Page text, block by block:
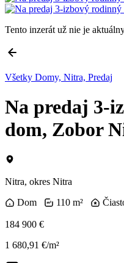
Tento inzerát už nie je
Všetky Domy, Nitra, Predaj
Na predaj 3-
dom, Zobor
Nitra, okres Nitra
Dom
110 m²
184 900 €
1 680,91 €/m²